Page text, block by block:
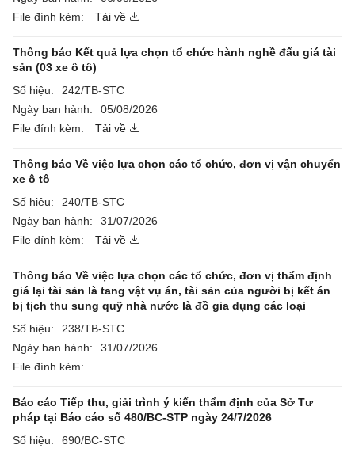
File đính kèm:
Tải về
Thông báo Kết quả lựa chọn tổ chức hành nghề đấu giá tài
sản (03 xe ô tô)
Số hiệu:
242/TB-STC
Ngày ban hành:
05/08/2026
File đính kèm:
Tải về
Thông báo Về việc lựa chọn các tổ chức, đơn vị vận chuyển
xe ô tô
Số hiệu:
240/TB-STC
Ngày ban hành:
31/07/2026
File đính kèm:
Tải về
Thông báo Về việc lựa chọn các tổ chức, đơn vị thẩm định
giá lại tài sản là tang vật vụ án, tài sản của người bị kết án
bị tịch thu sung quỹ nhà nước là đồ gia dụng các loại
Số hiệu:
238/TB-STC
Ngày ban hành:
31/07/2026
File đính kèm:
Báo cáo Tiếp thu, giải trình ý kiến thẩm định của Sở Tư
pháp tại Báo cáo số 480/BC-STP ngày 24/7/2026
Số hiệu:
690/BC-STC